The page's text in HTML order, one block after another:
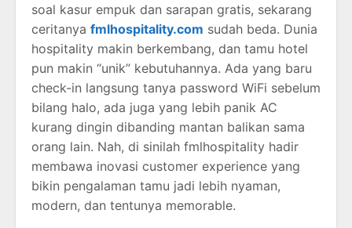
soal kasur empuk dan sarapan gratis, sekarang
ceritanya fmlhospitality.com sudah beda. Dunia
hospitality makin berkembang, dan tamu hotel
pun makin “unik” kebutuhannya. Ada yang baru
check-in langsung tanya password WiFi sebelum
bilang halo, ada juga yang lebih panik AC
kurang dingin dibanding mantan balikan sama
orang lain. Nah, di sinilah fmlhospitality hadir
membawa inovasi customer experience yang
bikin pengalaman tamu jadi lebih nyaman,
modern, dan tentunya memorable.